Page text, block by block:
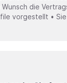
die
vorgestellt •